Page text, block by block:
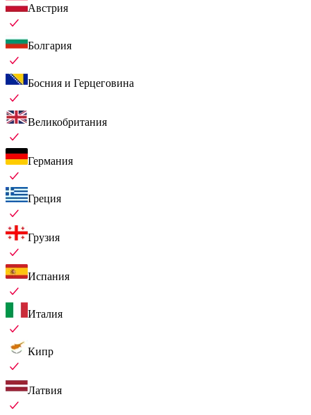
Австрия
Болгария
Босния и Герцеговина
Великобритания
Германия
Греция
Грузия
Испания
Италия
Кипр
Латвия